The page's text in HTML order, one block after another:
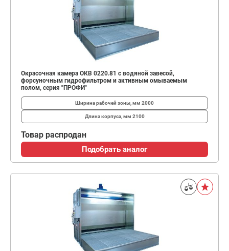
Окрасочная камера ОКВ 0220.81 с водяной завесой,
форсуночным гидрофильтром и активным омываемым
полом, серия "ПРОФИ"
Ширина рабочей зоны, мм 2000
Длина корпуса, мм 2100
Товар распродан
Подобрать аналог